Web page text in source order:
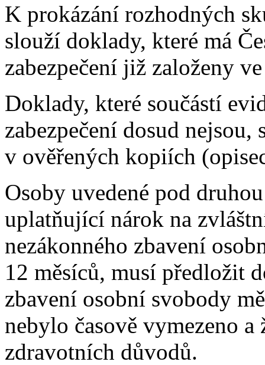
K prokázání rozhodných
slouží doklady, které má
zabezpečení již založeny
Doklady, které součástí
zabezpečení dosud
v ověřených kopiích
Osoby uvedené pod
uplatňující nárok na
nezákonného zbavení
12 měsíců, musí předložit
zbavení osobní svobody
nebylo časově vymezeno
zdravotních důvodů.